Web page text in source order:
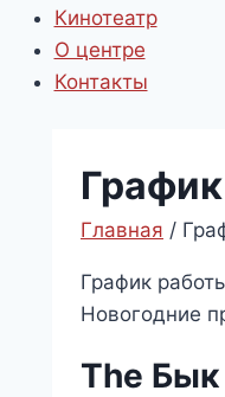
Кинотеатр
О центре
Контакты
Главная /
График
Новогодние
The Бык